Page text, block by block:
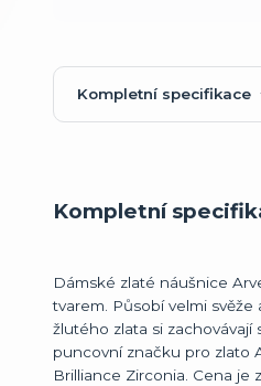
Kompletní specifikace
Kompletní
Dámské zlaté náušnice
tvarem. Působí velmi
žlutého zlata si
puncovní značku pro zlato
Brilliance Zirconia. Cena je